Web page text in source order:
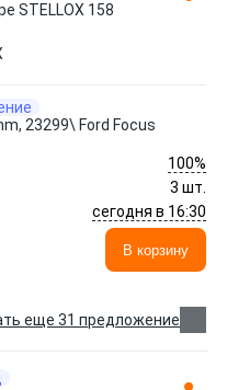
STELLOX 158
23299\ Ford Focus
100%
3 шт.
сегодня в 16:30
В корзину
еще 31 предложение